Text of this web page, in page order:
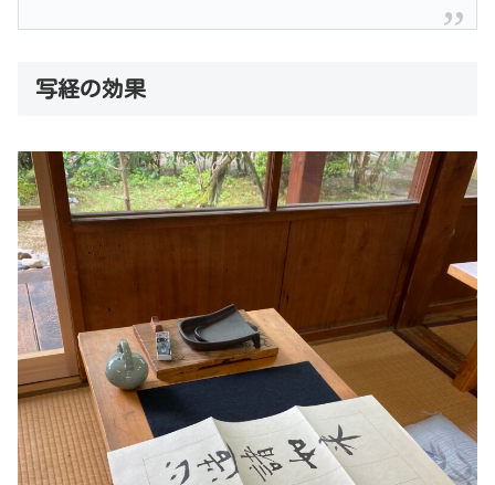
写経の効果